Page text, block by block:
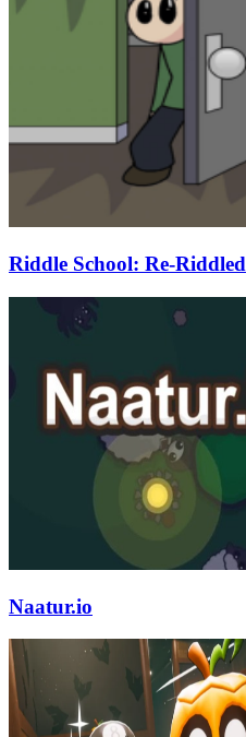
Riddle School: Re-Riddled
Naatur.io